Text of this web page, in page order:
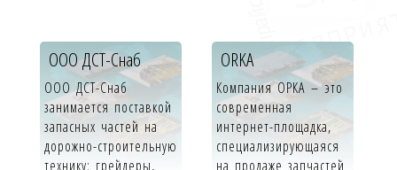
ООО ДСТ-Снаб
ООО ДСТ-Снаб
занимается поставкой
запасных частей на
дорожно-строительную
технику: грейдеры,
ORKA
Компания ОРКА – это
современная
интернет-площадка,
специализирующаяся
на продаже запчастей